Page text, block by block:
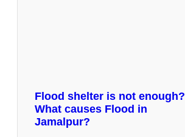
Flood shelter is not enough?
What causes Flood in
Jamalpur?